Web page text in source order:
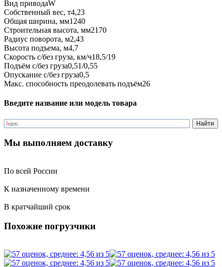
Вид приводаW
Собственный вес, т4,23
Общая ширина, мм1240
Строительная высота, мм2170
Радиус поворота, м2,43
Высота подъема, м4,7
Скорость с/без груза, км/ч18,5/19
Подъём с/без груза0,51/0,55
Опускание с/без груза0,5
Макс. способность преодолевать подъём26
Введите название или модель товара
Мы выполняем доставку
По всей России
К назначенному времени
В кратчайший срок
Похожие погрузчики